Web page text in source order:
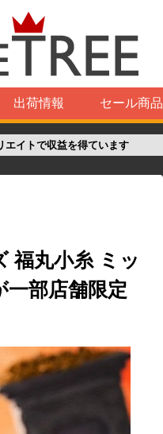
出荷情報 セール商品
エイトで収益を得ています
福丸小糸 ミッ
部店舗限定